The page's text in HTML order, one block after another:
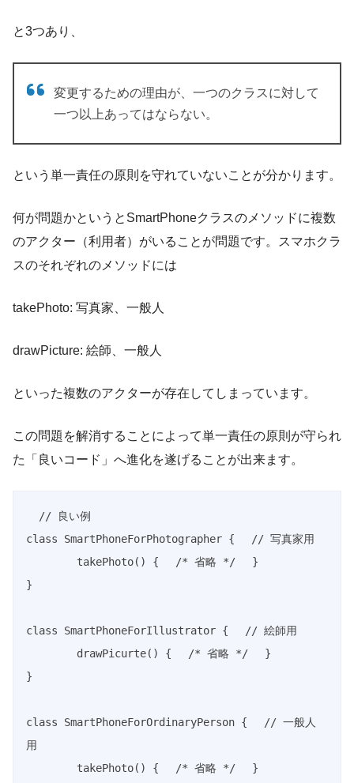
と3つあり、
変更するための理由が、一つのクラスに対して
一つ以上あってはならない。
という単一責任の原則を守れていないことが分かります。
何が問題かというとSmartPhoneクラスのメソッドに複数
のアクター（利用者）がいることが問題です。スマホクラ
スのそれぞれのメソッドには
takePhoto: 写真家、一般人
drawPicture: 絵師、一般人
といった複数のアクターが存在してしまっています。
この問題を解消することによって単一責任の原則が守られ
た「良いコード」へ進化を遂げることが出来ます。
// 良い例
class
SmartPhoneForPhotographer {
// 写真家用
takePhoto( ) { /* 省略 */
}
}
class SmartPhoneForIllustrator {
// 絵師用
drawPicurte( ) { /* 省略 */
}
}
class SmartPhoneForOrdinaryPerson {
// 一般人
用
takePhoto( ) { /* 省略 */
}